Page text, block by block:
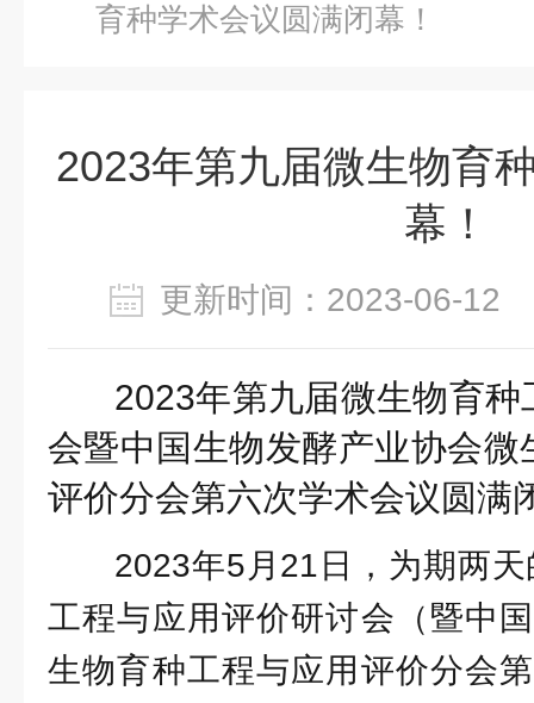
育种学术会议圆满闭幕！
2023年第九届微生物育
幕！
更新时间：2023-06-
2023年第九届微生物育
会暨中国生物发酵产业协会
评价分会第六次学术会议圆满
2023年5月21日，为期两
工程与应用评价研讨会（暨中
生物育种工程与应用评价分会